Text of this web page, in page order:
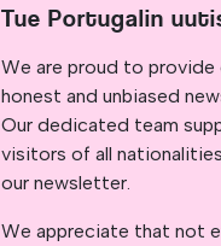
Tue Portugalin
We are proud to
honest and unbiased
Our dedicated team
visitors of all
our newsletter.
We appreciate that not